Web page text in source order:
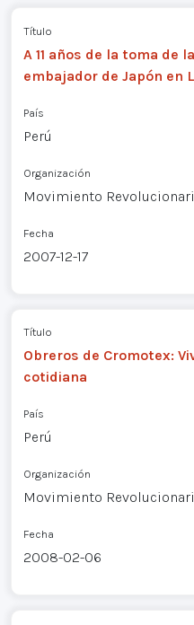
Título
A 11 años de la toma de
embajador de Japón en
País
Perú
Organización
Movimiento
Fecha
2007-12-17
Título
Obreros de Cromotex:
cotidiana
País
Perú
Organización
Movimiento
Fecha
2008-02-06